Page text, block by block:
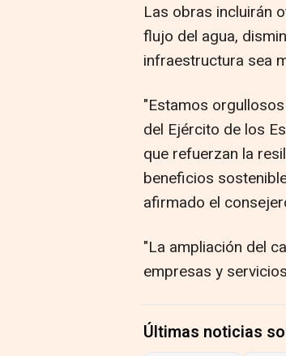
Las obras incluirán
flujo del agua,
infraestructura sea
"Estamos
del Ejército de los
que refuerzan la
beneficios
afirmado el
"La ampliación del
empresas y
Últimas noticias